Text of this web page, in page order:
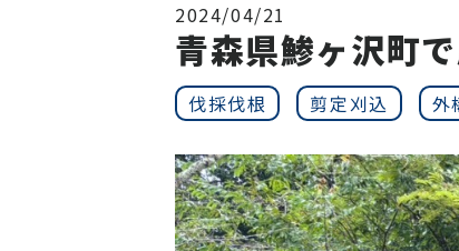
2024/04/21
青森県鯵ヶ沢町
伐採伐根 剪定刈込 外